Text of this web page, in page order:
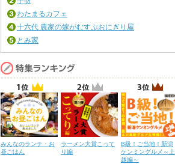
わたまるカフェ
十六代 農家の嫁がむすぶおにぎり屋
とみ家
みんなのランチ・お
昼ごはん
ラーメン大賞こって
り編
B級！ご当地！新潟
ケンミングルメ～上
越編～